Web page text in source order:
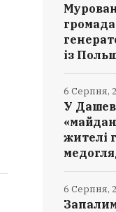
із
У
жителі
6 Серпня,
6 Серпня,